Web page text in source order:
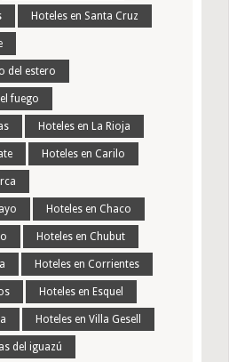
Hoteles en Santa Cruz
del estero
fuego
Hoteles en La Rioja
Hoteles en Carilo
Hoteles en Chaco
Hoteles en Chubut
Hoteles en Corrientes
Hoteles en Esquel
Hoteles en Villa Gesell
del iguazú